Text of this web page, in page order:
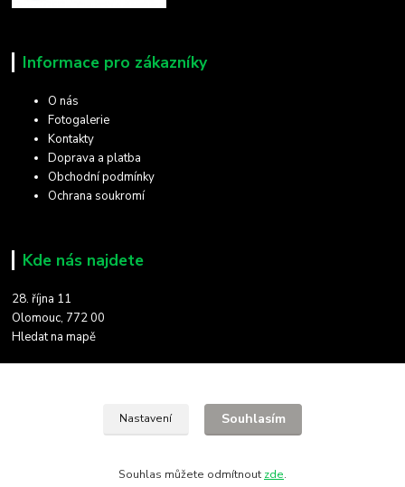
Informace pro zákazníky
O nás
Fotogalerie
Kontakty
Doprava a platba
Obchodní podmínky
Ochrana soukromí
Kde nás najdete
28. října 11
Olomouc, 772 00
Hledat na mapě
Nastavení Souhlasím
Souhlas můžete odmítnout zde.